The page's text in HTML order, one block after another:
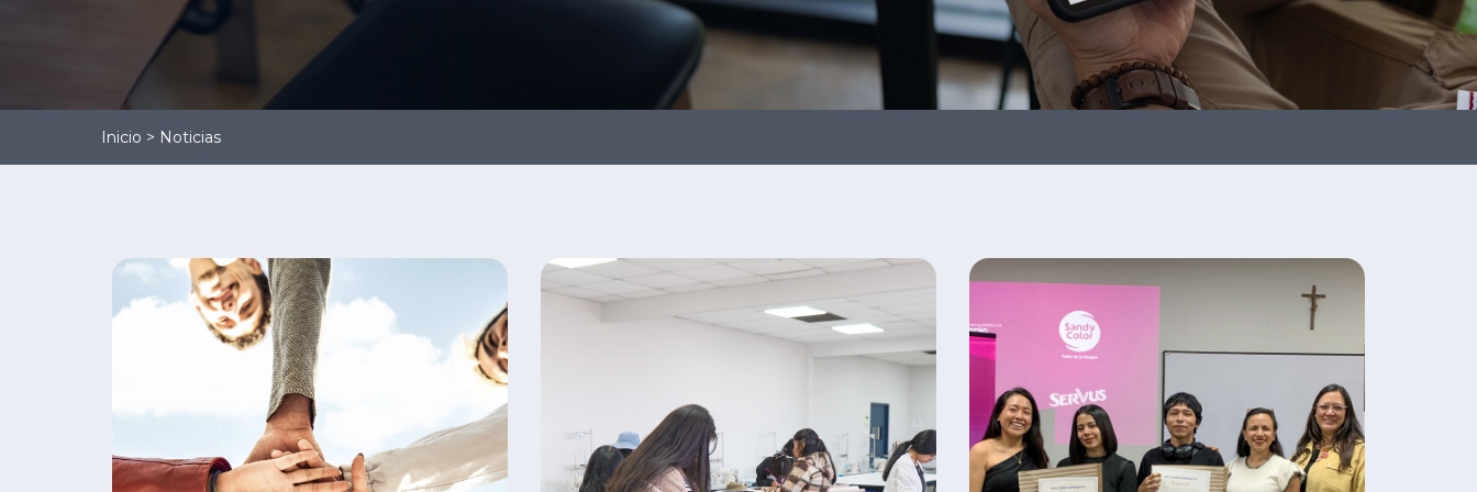
Gestión
Administrativa
Gestión Logística
Contabilidad
Inicio > Noticias